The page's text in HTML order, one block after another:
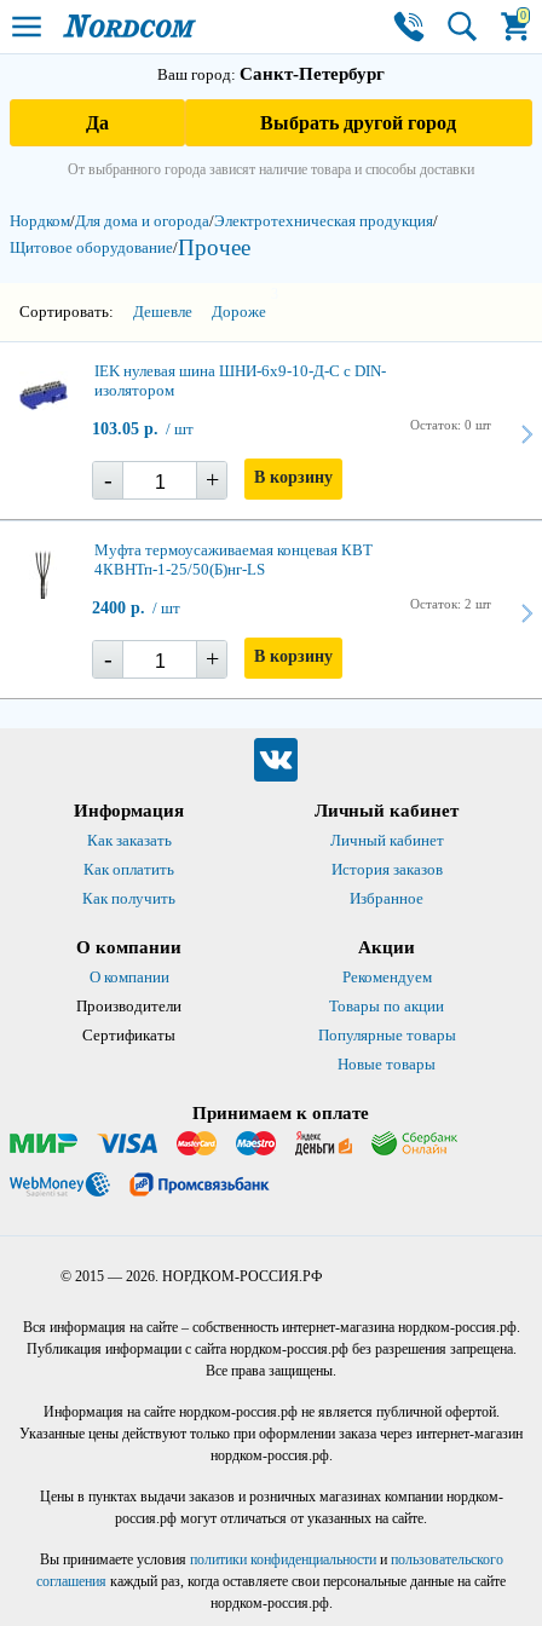
0
Ваш город: Санкт-Петербург
Да Выбрать другой город
От выбранного города зависят наличие товара и способы доставки
Нордком/Для дома и огорода/Электро­техническая продукция/
Щитовое оборудование/Прочее
Сортировать: Дешевле Дороже
IEK нулевая шина ШНИ-6х9-10-Д-С с DIN-
изолятором
Остаток: 0 шт
103.05 р. / шт
- + В корзину
Муфта термоусаживаемая концевая КВТ
4КВНТп-1-25/50(Б)нг-LS
Остаток: 2 шт
2400 р. / шт
- + В корзину
Информация
Как заказать
Как оплатить
Как получить
Личный кабинет
Личный кабинет
История заказов
Избранное
О компании
О компании
Производители
Сертификаты
Акции
Рекомендуем
Товары по акции
Популярные товары
Новые товары
Принимаем к оплате
© 2015 — 2026. НОРДКОМ-РОССИЯ.РФ
Вся информация на сайте – собственность интернет-магазина нордком-россия.рф.
Публикация информации с сайта нордком-россия.рф без разрешения запрещена.
Все права защищены.
Информация на сайте нордком-россия.рф не является публичной офертой.
Указанные цены действуют только при оформлении заказа через интернет-магазин
нордком-россия.рф.
Цены в пунктах выдачи заказов и розничных магазинах компании нордком-
россия.рф могут отличаться от указанных на сайте.
Вы принимаете условия политики конфиденциальностии пользовательского
соглашения каждый раз, когда оставляете свои персональные данные на сайте
нордком-россия.рф.